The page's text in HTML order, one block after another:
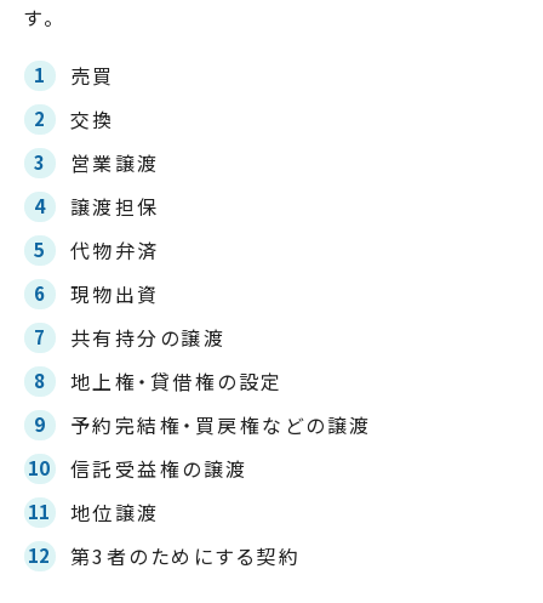
す。
売買
交換
営業譲渡
譲渡担保
代物弁済
現物出資
共有持分の譲渡
地上権・貸借権の設定
予約完結権・買戻権などの譲渡
信託受益権の譲渡
地位譲渡
第3者のためにする契約